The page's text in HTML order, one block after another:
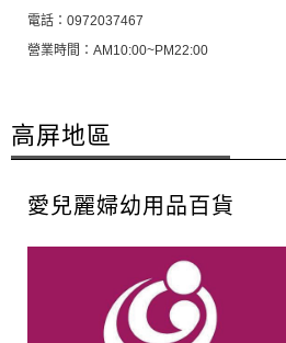
電話：0972037467
營業時間：AM10:00~PM22:00
高屏地區
愛兒麗婦幼用品百貨